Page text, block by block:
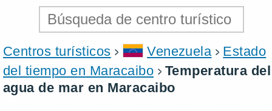
Centros turísticos Venezuela
Estado
del tiempo en Maracaibo
Temperatura del
agua de mar en Maracaibo